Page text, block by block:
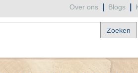
Over ons Blogs